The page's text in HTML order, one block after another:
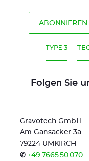
ABONNIEREN
TYPE 3
Folgen Sie
Gravotech GmbH
Am Gansacker 3a
79224 UMKIRCH
✆ +49.7665.50.070